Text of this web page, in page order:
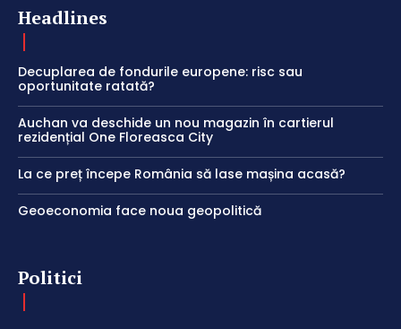
Headlines
Decuplarea de fondurile europene: risc sau
oportunitate ratată?
Auchan va deschide un nou magazin în cartierul
rezidențial One Floreasca City
La ce preț începe România să lase mașina acasă?
Geoeconomia face noua geopolitică
Politici